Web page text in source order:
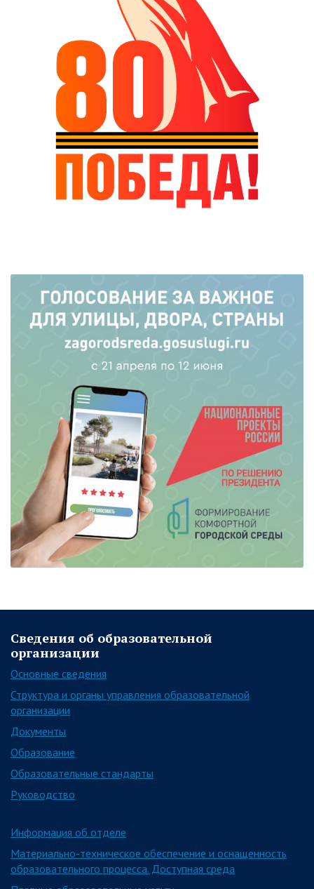
Сведения об образовательной
организации
Основные сведения
Структура и органы управления образовательной
организации
Документы
Образование
Образовательные стандарты
Руководство
Информация об отделе
Материально-техническое обеспечение и оснащенность
образовательного процесса. Доступная среда